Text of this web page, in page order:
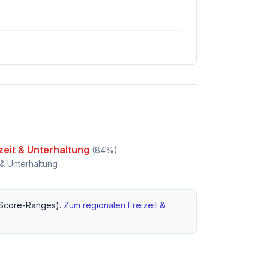
& Unterhaltung (84%)
Unterhaltung
Ranges). Zum regionalen Freizeit &